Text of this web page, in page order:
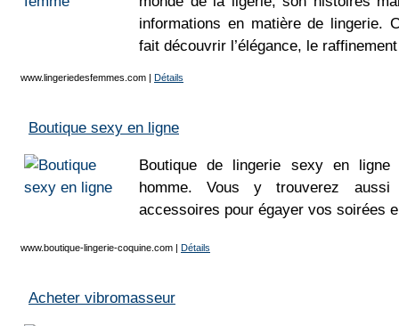
informations en matière de lingerie.
fait découvrir l’élégance, le
www.lingeriedesfemmes.com | Détails
Boutique sexy en ligne
Boutique de lingerie sexy en
homme. Vous y trouverez
accessoires pour égayer vos soirées
www.boutique-lingerie-coquine.com | Détails
Acheter vibromasseur